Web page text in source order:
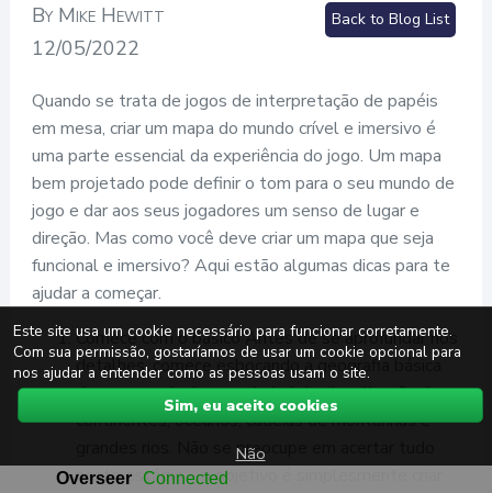
By Mike Hewitt
12/05/2022
Back to Blog List
Quando se trata de jogos de interpretação de papéis
em mesa, criar um mapa do mundo crível e imersivo é
uma parte essencial da experiência do jogo. Um mapa
bem projetado pode definir o tom para o seu mundo de
jogo e dar aos seus jogadores um senso de lugar e
direção. Mas como você deve criar um mapa que seja
funcional e imersivo? Aqui estão algumas dicas para te
ajudar a começar.
Comece com o básico Antes de se aprofundar nos
detalhes, comece esboçando a geografia básica
do seu mundo. Isso pode incluir a localização de
continentes, oceanos, cadeias de montanhas e
grandes rios. Não se preocupe em acertar tudo
neste estágio – o objetivo é simplesmente criar
Este site usa um cookie necessário para funcionar corretamente.
Com sua permissão, gostaríamos de usar um cookie opcional para
nos ajudar a entender como as pessoas usam o site.
Sim, eu aceito cookies
Não